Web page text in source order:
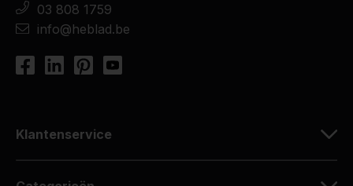
03 808 1759
info@heblad.be
Klantenservice